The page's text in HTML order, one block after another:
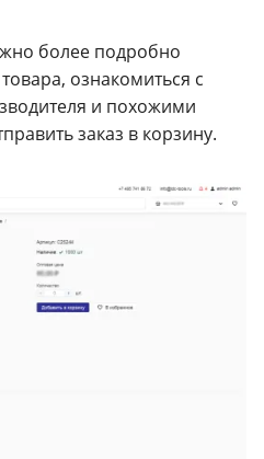
более подробно
ознакомиться с
и похожими
заказ в корзину.